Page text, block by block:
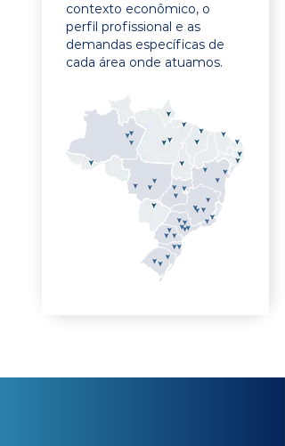
contexto econômico, o
perfil profissional e as
demandas específicas de
cada área onde atuamos.